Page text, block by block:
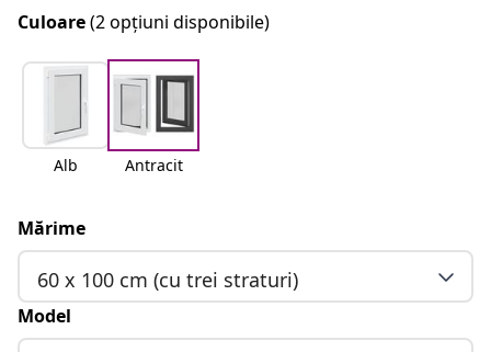
Culoare(2 opțiuni disponibile)
Alb Antracit
Mărime
60 x 100 cm (cu trei straturi)
Model